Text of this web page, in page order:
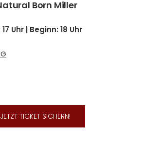
Born Miller
Uhr | Beginn: 18 Uhr
JETZT TICKET SICHERN!